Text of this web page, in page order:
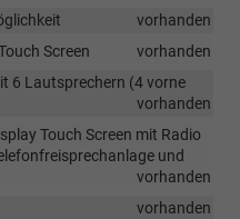
vorhanden
Screen
vorhanden
6 Lautsprechern (4 vorne
vorhanden
Touch Screen mit Radio
und
vorhanden
vorhanden